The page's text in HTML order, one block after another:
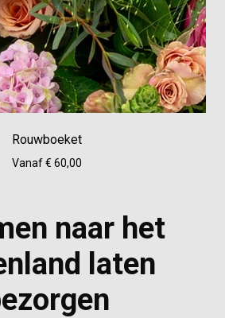
Rouwboeket
Vanaf € 60,00
naar het
laten